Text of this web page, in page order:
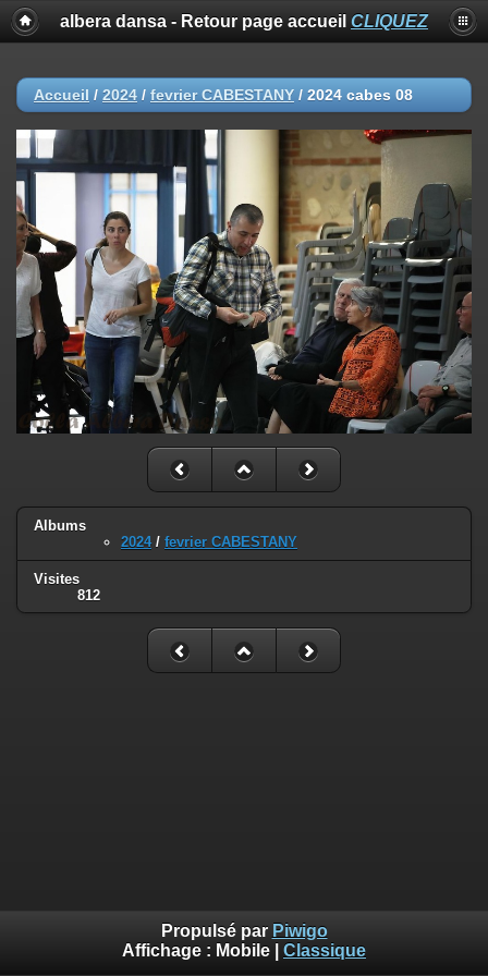
albera dansa - Retour page accueil CLIQUEZ
Accueil / 2024 / fevrier CABESTANY / 2024 cabes 08
Albums
2024/ fevrier CABESTANY
Visites
812
Propulsé par Piwigo
Affichage : Mobile Classique